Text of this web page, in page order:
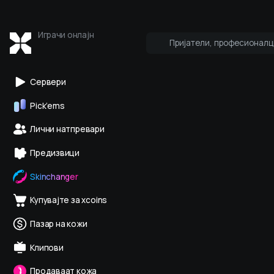
Играчи онлајн
Пријатели,
Сервери
Pick’ems
Лични натпревари
Предизвици
Skinchanger
Купувајте за xcoins
Пазар на кожи
Клипови
Продаваат кожа